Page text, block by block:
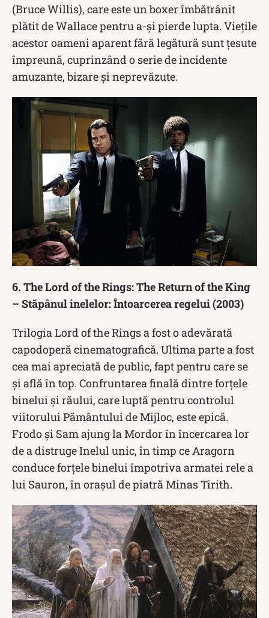
(Bruce Willis), care este un boxer îmbătrânit
plătit de Wallace pentru a-și pierde lupta. Viețile
acestor oameni aparent fără legătură sunt țesute
împreună, cuprinzând o serie de incidente
amuzante, bizare și neprevăzute.
6. The Lord of the Rings: The Return of the King
– Stăpânul inelelor: Întoarcerea regelui (2003)
Trilogia Lord of the Rings a fost o adevărată
capodoperă cinematografică. Ultima parte a fost
cea mai apreciată de public, fapt pentru care se
și află în top. Confruntarea finală dintre forțele
binelui și răului, care luptă pentru controlul
viitorului Pământului de Mijloc, este epică.
Frodo și Sam ajung la Mordor în încercarea lor
de a distruge Inelul unic, în timp ce Aragorn
conduce forțele binelui împotriva armatei rele a
lui Sauron, în orașul de piatră Minas Tirith.